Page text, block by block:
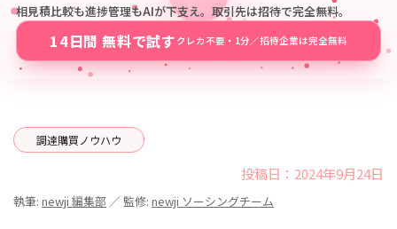
相見積比較も進捗管理もAIが下支え。取引先は招待で完全無料。
14日間 無料で試す クレカ不要・1分／招待企業は完全無料
調達購買ノウハウ
投稿日：2024年9月24日
執筆: newji 編集部 ／ 監修: newji ソーシングチーム